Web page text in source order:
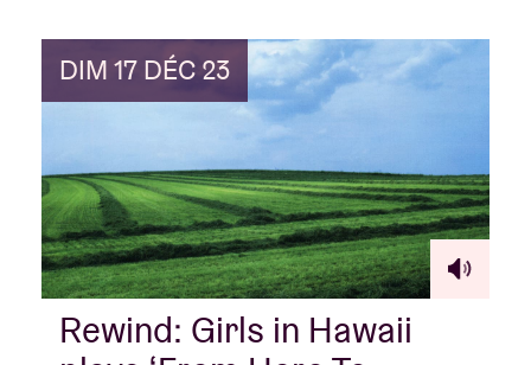
DIM 17 DÉC 23
Rewind: Girls in Hawaii